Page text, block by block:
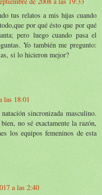
tus relatos a mis hijas cuando
por qué ésto que por qué
pero luego cuando pasa el
Yo también me pregunto:
si lo hicieron mejor?
las 18:01
sincronizada masculino.
no sé exactamente la razón,
los equipos femeninos de esta
a las 2:40